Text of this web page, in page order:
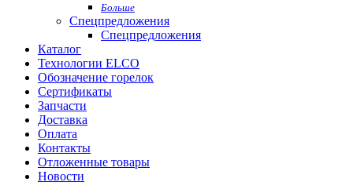
Больше
Спецпредложения
Спецпредложения
Каталог
Технологии ELCO
Обозначение горелок
Сертификаты
Запчасти
Доставка
Оплата
Контакты
Отложенные товары
Новости